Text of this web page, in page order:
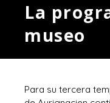
La
museo
Para su tercera